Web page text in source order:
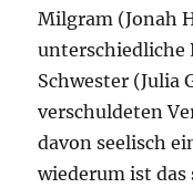
Milgram (Jonah
unterschiedliche
Schwester (Julia
verschuldeten
davon seelisch
wiederum ist das